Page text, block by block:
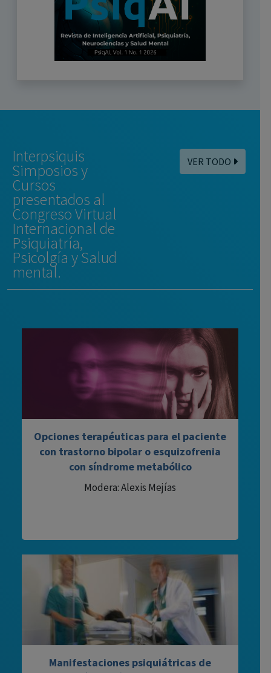
Interpsiquis
Simposios y
Cursos
presentados al
Congreso Virtual
Internacional de
Psiquiatría,
Psicolgía y Salud
mental.
VER TODO
Opciones terapéuticas para el paciente
con trastorno bipolar o esquizofrenia
con síndrome metabólico
Modera: Alexis Mejías
Manifestaciones psiquiátricas de